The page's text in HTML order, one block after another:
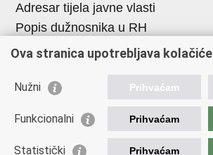
Adresar tijela javne vlasti
Popis dužnosnika u RH
Besplatni telefoni javne uprave
Korisne poveznice
Hrvatska gospodarska komora
Hrvatski izvoznici
Ova stranica upotrebljava kolačiće
Nužni Prihvaćam
Funkcionalni Prihvaćam
Statistički Prihvaćam